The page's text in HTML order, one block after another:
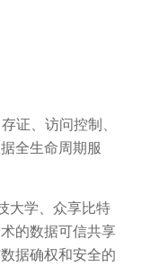
证、访问控制、
全生命周期服
学、众享比特
的数据可信共享
据确权和安全的